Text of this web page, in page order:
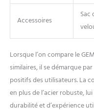
Accessoires
Sac
Lorsque l’on compare le
similaires, il se démarque
positifs des utilisateurs. La
en plus de l’acier robuste,
durabilité et d’expérience